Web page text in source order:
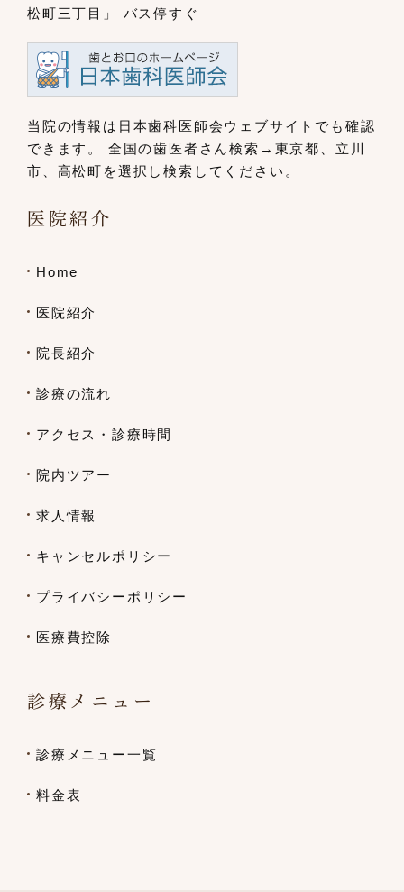
松町三丁目」 バス停すぐ
当院の情報は日本歯科医師会ウェブサイト でも確認
できます。
全国の歯医者さん検索→東京都、立川
市、 高松町を選択し検索してください。
医院紹介
Home
医院紹介
院長紹介
診療の流れ
アクセス・診療時間
院内ツアー
求人情報
キャンセルポリシー
プライバシーポリシー
医療費控除
診療メニュー
診療メニュー一覧
料金表